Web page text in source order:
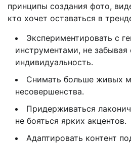
принципы создания фото,
кто хочет оставаться в
Экспериментировать с
инструментами, не забывая
индивидуальность.
Снимать больше живых
несовершенства.
Придерживаться
не бояться ярких акцентов.
Адаптировать контент